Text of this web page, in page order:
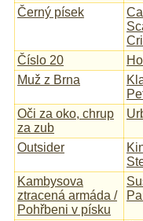
Černý písek
Číslo 20
Muž z Brna
Oči za oko, chrup
za zub
Outsider
Kambysova
ztracená armáda /
Pohřbeni v písku